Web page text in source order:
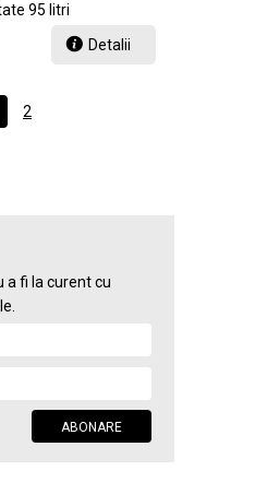
95 litri
Detalii
2
fi la curent cu